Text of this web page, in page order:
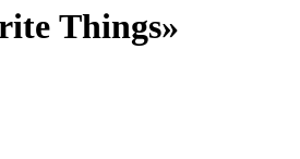
Things»